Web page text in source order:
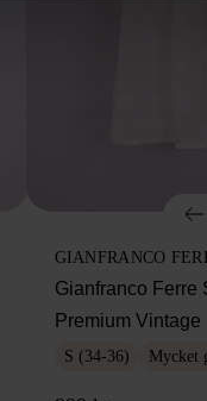
GIANFRANCO
Gianfranco Ferre
Premium Vintage
S (34-36) Mycket